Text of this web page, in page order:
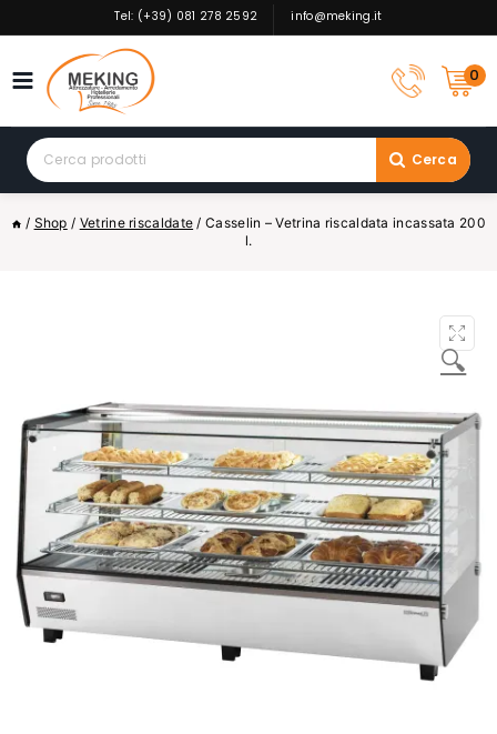
to
Tel: (+39) 081 278 2592 info@meking.it
0
Search
for:
Cerca
/ Shop / Vetrine riscaldate / Casselin – Vetrina riscaldata incassata 200
l.
🔍